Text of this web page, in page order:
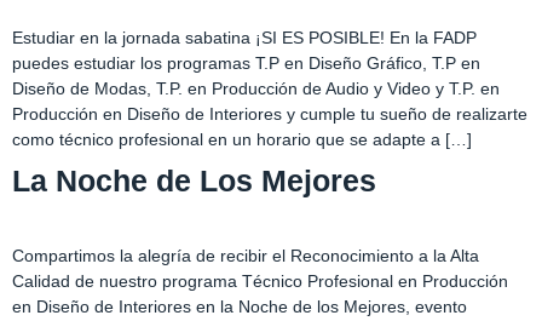
Estudiar en la jornada sabatina ¡SI ES POSIBLE! En la FADP
puedes estudiar los programas T.P en Diseño Gráfico, T.P en
Diseño de Modas, T.P. en Producción de Audio y Video y T.P. en
Producción en Diseño de Interiores y cumple tu sueño de realizarte
como técnico profesional en un horario que se adapte a […]
La Noche de Los Mejores
Compartimos la alegría de recibir el Reconocimiento a la Alta
Calidad de nuestro programa Técnico Profesional en Producción
en Diseño de Interiores en la Noche de los Mejores, evento